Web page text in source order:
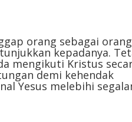
orang sebagai orang
kepadanya.
mengikuti Kristus
demi kehendak
Yesus melebihi